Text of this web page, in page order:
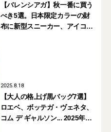
【バレンシアガ】秋一番に買う
べき5選。日本限定カラーの財
布に新型スニーカー、アイコン
2025.8.18
【大人の格上げ黒バッグ7選】
ロエベ、ボッテガ・ヴェネタ、
コム デ ギャルソン... 2025年夏